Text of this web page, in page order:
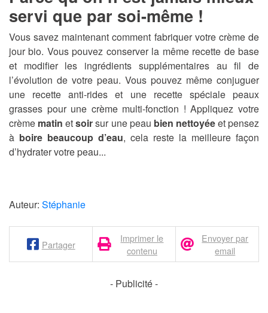
servi que par soi-même !
Vous savez maintenant comment fabriquer votre crème de
jour bio. Vous pouvez conserver la même recette de base
et modifier les ingrédients supplémentaires au fil de
l’évolution de votre peau. Vous pouvez même conjuguer
une recette anti-rides et une recette spéciale peaux
grasses pour une crème multi-fonction ! Appliquez votre
crème matin etsoirsur une peau bien nettoyéeet pensez
à boire beaucoup d’eau, cela reste la meilleure façon
d’hydrater votre peau...
Auteur: Stéphanie
Partager
Imprimer le
contenu
Envoyer par
email
- Publicité -